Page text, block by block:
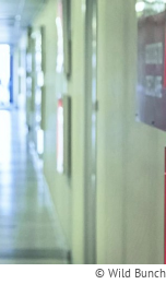
© Wild Bunch